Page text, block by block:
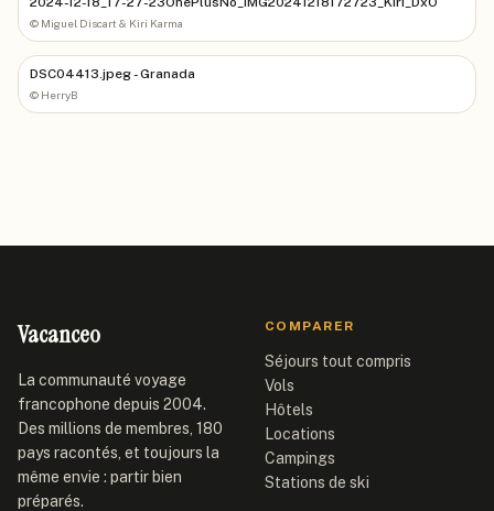
© Miguel Discart & Kiri Karma
DSC04413.jpeg - Granada
© HerryB
Vacanceo
La communauté voyage
francophone depuis 2004.
Des millions de membres, 180
pays racontés, et toujours la
même envie : partir bien
préparés.
COMPARER
Séjours tout compris
Vols
Hôtels
Locations
Campings
Stations de ski